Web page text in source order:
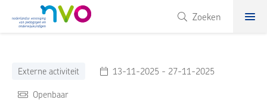
NVO Zoeken
Externe activiteit
13-11-2025 - 27-11-2025
Openbaar